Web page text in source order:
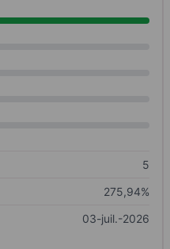
5
275,94%
03-juil.-2026